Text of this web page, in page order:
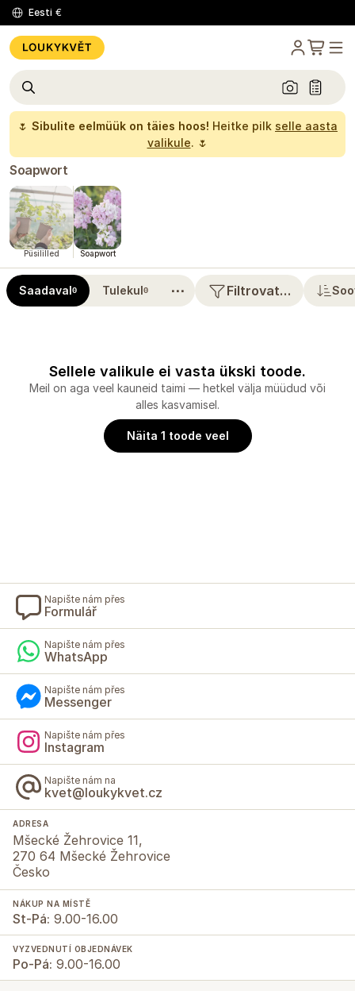
Eesti €
🌷 Sibulite eelmüük on täies hoos! Heitke pilk selle aasta
valikule. 🌷
Soapwort
Püsililled Soapwort
Saadaval0 Tulekul0 ⋯ Filtrovat…
Sellele valikule ei vasta ükski toode.
Meil on aga veel kauneid taimi — hetkel välja müüdud või
alles kasvamisel.
Näita 1 toode veel
Napište nám přes
Formulář
Napište nám přes
WhatsApp
Napište nám přes
Messenger
Napište nám přes
Instagram
Napište nám na
kvet@loukykvet.cz
ADRESA
Mšecké Žehrovice 11,
270 64 Mšecké Žehrovice
Česko
NÁKUP NA MÍSTĚ
St-Pá: 9.00-16.00
VYZVEDNUTÍ OBJEDNÁVEK
Po-Pá: 9.00-16.00